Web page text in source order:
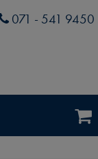
Phone
071 - 541 9450